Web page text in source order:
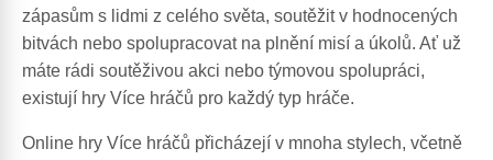
zápasům s lidmi z celého světa, soutěžit v hodnocených
bitvách nebo spolupracovat na plnění misí a úkolů. Ať už
máte rádi soutěživou akci nebo týmovou spolupráci,
existují hry Více hráčů pro každý typ hráče.
Online hry Více hráčů přicházejí v mnoha stylech, včetně